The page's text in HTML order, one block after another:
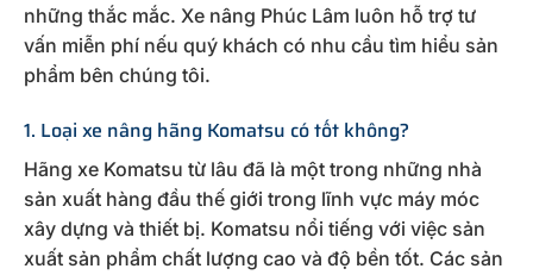
những thắc mắc. Xe nâng Phúc Lâm luôn hỗ trợ tư
vấn miễn phí nếu quý khách có nhu cầu tìm hiểu sản
phẩm bên chúng tôi.
1. Loại xe nâng hãng Komatsu có tốt không?
Hãng xe Komatsu từ lâu đã là một trong những nhà
sản xuất hàng đầu thế giới trong lĩnh vực máy móc
xây dựng và thiết bị. Komatsu nổi tiếng với việc sản
xuất sản phẩm chất lượng cao và độ bền tốt. Các sản